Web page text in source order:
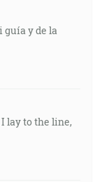
guía y de la
lay to the line,